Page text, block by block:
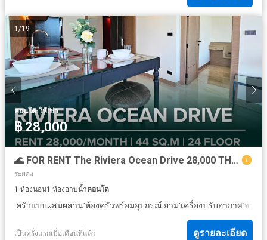
1 /19
คอนโด·ให้เช่า
฿ 28,000
🌊 FOR RENT The Riviera Ocean Drive 28,000 THB/Month | 44 SQ.M. | 24th Floor | Jomtien
ระยอง
1 ห้องนอน1 ห้องอาบน้ำคอนโด
·ครัวแบบผสมผสาน·ห้องครัวพร้อมอุปกรณ์·ยาม·เครื่องปรับอากาศ·จากุซ
เป็นครั่งแรกเมื่อเดือนที่แล้ว ดูรายละเอียด